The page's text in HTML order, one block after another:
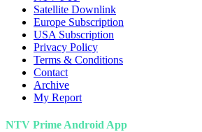
Satellite Downlink
Europe Subscription
USA Subscription
Privacy Policy
Terms & Conditions
Contact
Archive
My Report
NTV Prime Android App